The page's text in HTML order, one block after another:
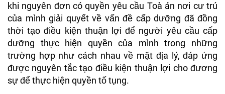
khi nguyên đơn có quyền yêu cầu Toà án nơi cư trú
của mình giải quyết về vấn đề cấp dưỡng đã đồng
thời tạo điều kiện thuận lợi để người yêu cầu cấp
dưỡng thực hiện quyền của mình trong những
trường hợp như cách nhau về mặt địa lý, đáp ứng
được nguyên tắc tạo điều kiện thuận lợi cho đương
sự để thực hiện quyền tố tụng.